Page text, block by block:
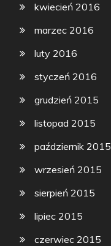
kwiecień 2016
marzec 2016
luty 2016
styczeń 2016
grudzień 2015
listopad 2015
październik 2015
wrzesień 2015
sierpień 2015
lipiec 2015
czerwiec 2015